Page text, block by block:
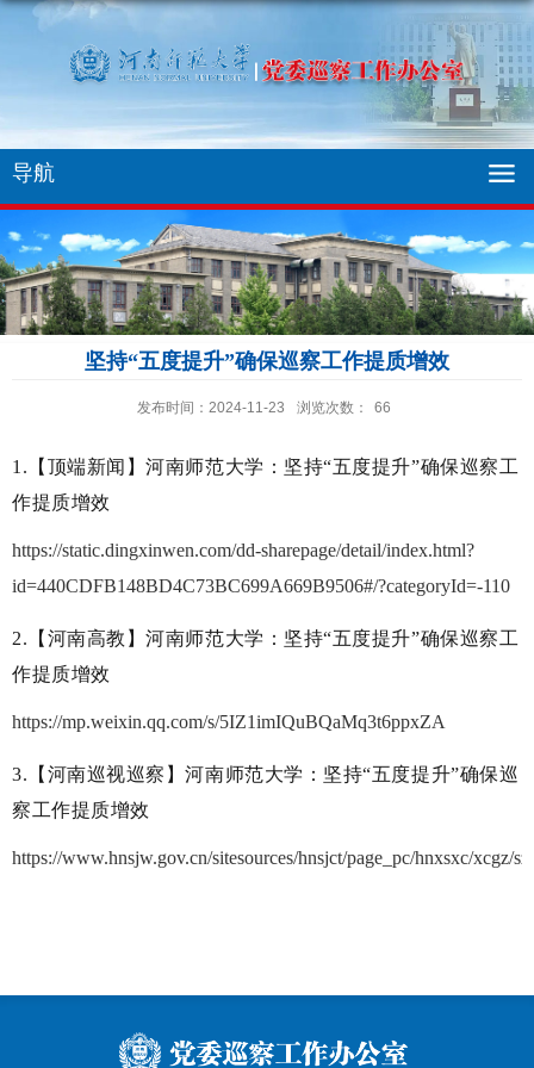
导航
坚持“五度提升”确保巡察工作提质增效
发布时间：2024-11-23 浏览次数： 66
1.【顶端新闻】河南师范大学：坚持“五度提升”确保巡察工
作提质增效
https://static.dingxinwen.com/dd-sharepage/detail/index.html?
id=440CDFB148BD4C73BC699A669B9506#/?categoryId=-110
2.【河南高教】河南师范大学：坚持“五度提升”确保巡察工
作提质增效
https://mp.weixin.qq.com/s/5IZ1imIQuBQaMq3t6ppxZA
3.【河南巡视巡察】河南师范大学：坚持“五度提升”确保巡
察工作提质增效
https://www.hnsjw.gov.cn/sitesources/hnsjct/page_pc/hnxsxc/xcgz/